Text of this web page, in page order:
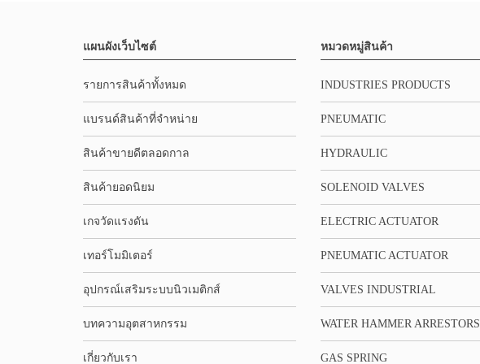
แผนผังเว็บไซต์
รายการสินค้าทั้งหมด
แบรนด์สินค้าที่จำหน่าย
สินค้าขายดีตลอดกาล
สินค้ายอดนิยม
เกจวัดแรงดัน
เทอร์โมมิเตอร์
อุปกรณ์เสริมระบบนิวเมติกส์
บทความอุตสาหกรรม
เกี่ยวกับเรา
หมวดหมู่สินค้า
INDUSTRIES PRODUCTS
PNEUMATIC
HYDRAULIC
SOLENOID VALVES
ELECTRIC ACTUATOR
PNEUMATIC ACTUATOR
VALVES INDUSTRIAL
WATER HAMMER ARRESTORS
GAS SPRING